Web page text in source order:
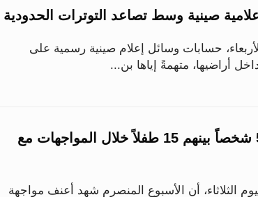
صينية وسط تصاعد التوترات الحدودية
حسابات وسائل إعلام صينية رسمية على
أراضيها، متهمةً إياها بن...
باكستان تعلن مقتل 51 شخصاً بينهم 15 طفلاً خلال المواجهات مع
الثلاثاء، أن الأسبوع المنصرم شهد أعنف مواجهة